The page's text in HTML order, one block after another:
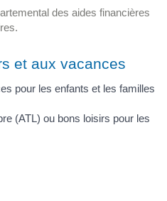
des aides financières
et aux vacances
pour les enfants et les familles
(ATL) ou bons loisirs pour les